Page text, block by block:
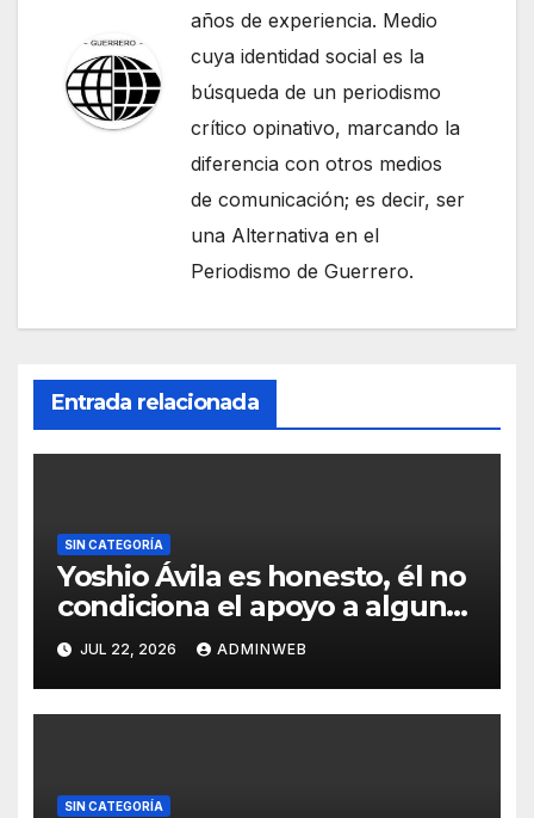
años de experiencia. Medio
cuya identidad social es la
búsqueda de un periodismo
crítico opinativo, marcando la
diferencia con otros medios
de comunicación; es decir, ser
una Alternativa en el
Periodismo de Guerrero.
Entrada relacionada
SIN CATEGORÍA
Yoshio Ávila es honesto, él no
condiciona el apoyo a alguna
figura política por una
candidatura
JUL 22, 2026 ADMINWEB
SIN CATEGORÍA